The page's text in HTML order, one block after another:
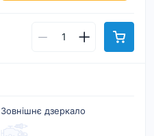
Зовнішнє дзеркало